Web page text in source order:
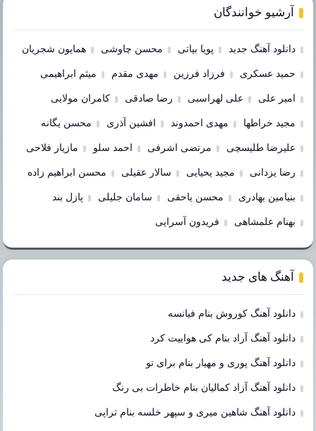
آرشیو خوانندگان
دانلود آهنگ جدید پویا بیاتی محسن چاوشی همایون شجریان
حمید عسکری فرزاد فرزین مهدی مقدم میثم ابراهیمی
امیر علی علی لهراسبی رضا صادقی کامران مولایی
مجید خراطها مهدی احمدوند افشین آذری محسن یگانه
علیرضا طلیسچی مرتضی اشرفی احمد سلو مازیار فلاحی
رضا یزدانی مجید یحیایی سالار عقیلی محسن ابراهیم زاده
بنیامین بهادری محسن یاحقی سامان جلیلی پازل بند
بهنام علمشاهی فریدون آسرایی
آهنگ های جدید
دانلود آهنگ کوروش بنام فیانسه
دانلود آهنگ آراد بنام کی هواییت کرد
دانلود آهنگ پوری و مهیار بنام برای تو
دانلود آهنگ آزاد کمالیان بنام خاطرات بی رنگ
دانلود آهنگ شاهین میری و سپهر خلسه بنام تراپی